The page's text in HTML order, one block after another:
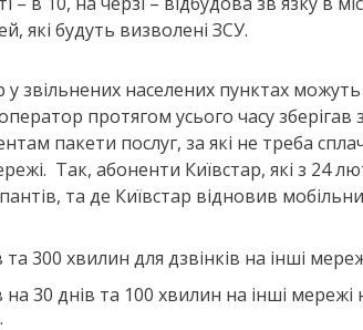
які будуть визволені ЗСУ.
у звільнених населених пунктах
протягом усього часу
пакети послуг, за які не треба
Так, абоненти Київстар, які з 24
та де Київстар відновив
та 300 хвилин для дзвінків на інші
на 30 днів та 100 хвилин на інші